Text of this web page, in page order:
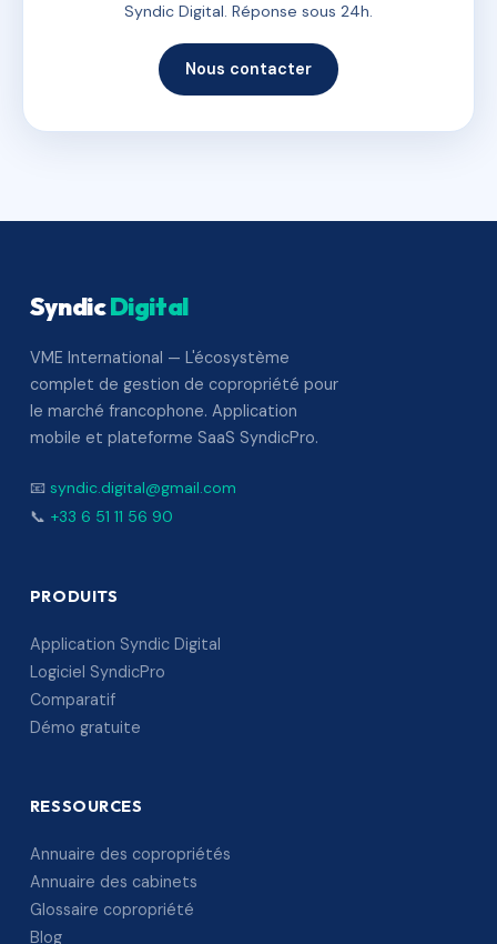
Syndic Digital. Réponse sous 24h.
Nous contacter
SyndicDigital
VME International — L'écosystème
complet de gestion de copropriété pour
le marché francophone. Application
mobile et plateforme SaaS SyndicPro.
📧 syndic.digital@gmail.com
📞 +33 6 51 11 56 90
PRODUITS
Application Syndic Digital
Logiciel SyndicPro
Comparatif
Démo gratuite
RESSOURCES
Annuaire des copropriétés
Annuaire des cabinets
Glossaire copropriété
Blog